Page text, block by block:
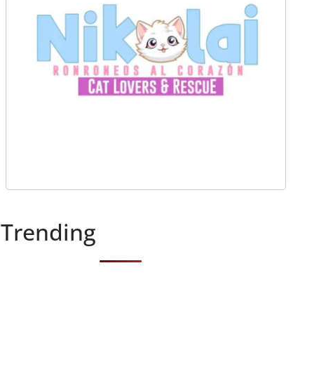
Trending